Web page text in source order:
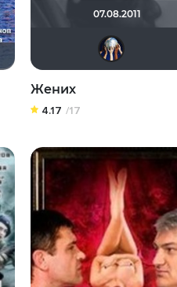
07.08.2011
Жених
4.17 /17